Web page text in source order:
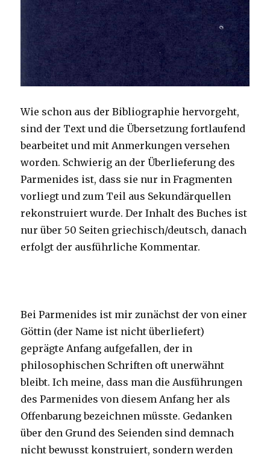
Wie schon aus der Bibliographie hervorgeht,
sind der Text und die Übersetzung fortlaufend
bearbeitet und mit Anmerkungen versehen
worden. Schwierig an der Überlieferung des
Parmenides ist, dass sie nur in Fragmenten
vorliegt und zum Teil aus Sekundärquellen
rekonstruiert wurde. Der Inhalt des Buches ist
nur über 50 Seiten griechisch/deutsch, danach
erfolgt der ausführliche Kommentar.
Bei Parmenides ist mir zunächst der von einer
Göttin (der Name ist nicht überliefert)
geprägte Anfang aufgefallen, der in
philosophischen Schriften oft unerwähnt
bleibt. Ich meine, dass man die Ausführungen
des Parmenides von diesem Anfang her als
Offenbarung bezeichnen müsste. Gedanken
über den Grund des Seienden sind demnach
nicht bewusst konstruiert, sondern werden